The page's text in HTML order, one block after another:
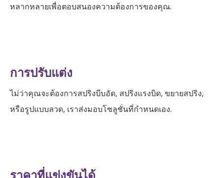
หลากหลายเพื่อตอบสนองความต้องการของคุณ.
การปรับแต่ง
ไม่ว่าคุณจะต้องการสปริงบีบอัด, สปริงแรงบิด, ขยายสปริง,
หรือรูปแบบลวด, เราส่งมอบโซลูชั่นที่กำหนดเอง.
ราคาที่แข่งขันได้